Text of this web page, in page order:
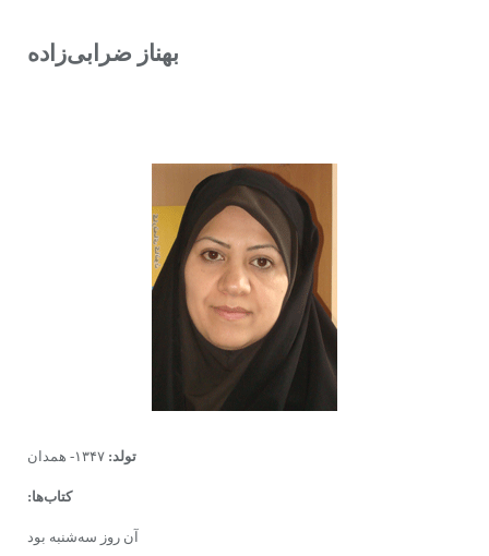
بهناز ضرابى‌زاده
تولد:
کتاب‌ها:
آن روز سه‌شنبه بود